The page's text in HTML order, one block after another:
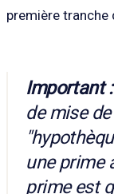
première tranche
Important :
de mise
une prime
prime est